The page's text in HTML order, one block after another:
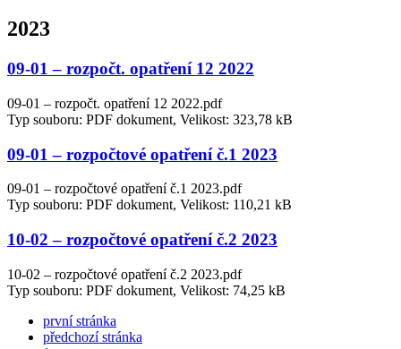
2023
09-01 – rozpočt. opatření 12 2022
09-01 – rozpočt. opatření 12 2022.pdf
Typ souboru: PDF dokument, Velikost: 323,78 kB
09-01 – rozpočtové opatření č.1 2023
09-01 – rozpočtové opatření č.1 2023.pdf
Typ souboru: PDF dokument, Velikost: 110,21 kB
10-02 – rozpočtové opatření č.2 2023
10-02 – rozpočtové opatření č.2 2023.pdf
Typ souboru: PDF dokument, Velikost: 74,25 kB
první stránka
předchozí stránka